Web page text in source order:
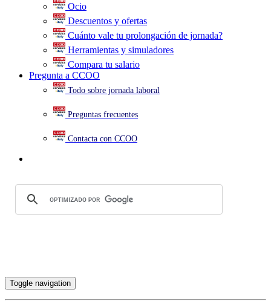
Ocio
Descuentos y ofertas
Cuánto vale tu prolongación de jornada?
Herramientas y simuladores
Compara tu salario
Pregunta a CCOO
Todo sobre jornada laboral
Preguntas frecuentes
Contacta con CCOO
Toggle navigation